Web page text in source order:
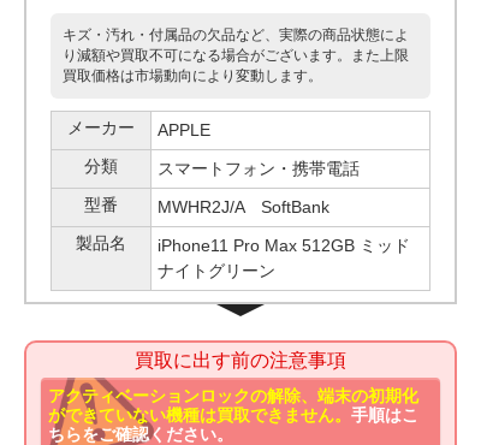
キズ・汚れ・付属品の欠品など、実際の商品状態によ
り減額や買取不可になる場合がございます。また上限
買取価格は市場動向により変動します。
メーカー
APPLE
分類
スマートフォン・携帯電話
型番
MWHR2J/A SoftBank
製品名
iPhone11 Pro Max 512GB ミッド
ナイトグリーン
買取に出す前の注意事項
アクティベーションロックの解除、端末の初期化
ができていない機種は買取できません。手順はこ
ちらをご確認ください。